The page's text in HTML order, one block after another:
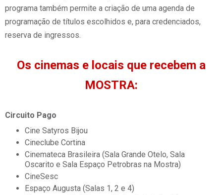
programa também permite a criação de uma agenda de
programação de títulos escolhidos e, para credenciados,
reserva de ingressos.
Os cinemas e locais que recebem a
MOSTRA:
Circuito Pago
Cine Satyros Bijou
Cineclube Cortina
Cinemateca Brasileira (Sala Grande Otelo, Sala
Oscarito e Sala Espaço Petrobras na Mostra)
CineSesc
Espaço Augusta (Salas 1, 2 e 4)